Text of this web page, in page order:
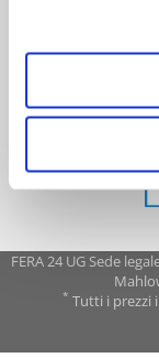
FERA 24 UG Sede
* Tutti i prezzi